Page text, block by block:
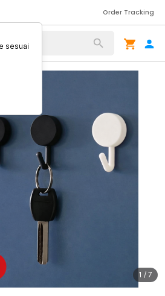
Order Tracking
1 / 7
sesuai